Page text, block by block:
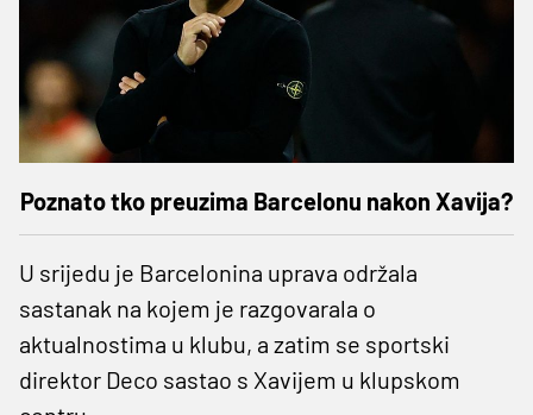
Poznato tko preuzima Barcelonu nakon Xavija?
U srijedu je Barcelonina uprava održala
sastanak na kojem je razgovarala o
aktualnostima u klubu, a zatim se sportski
direktor Deco sastao s Xavijem u klupskom